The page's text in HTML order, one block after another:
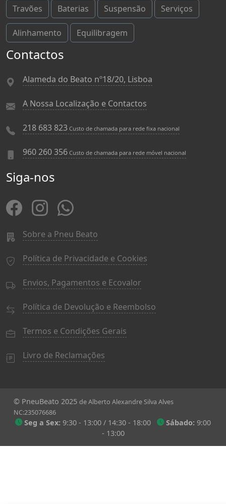
Travões Baterias Suspensão Serviços
Alinhamento Equilibragem
Contactos
Alameda do Beato nº18/20, Lisboa
A Nossa Localização e Contactos
218 683 823 Custo de chamada para rede fixa nacional
960 260 356 Custo de chamada para rede móvel nacional
Siga-nos
Sobre a Pneu Beato
Política de Privacidade e Cookies
Envios, Pagamentos e Ecovalor
Política de Devolução e Reembolso
Termos e Condições Gerais
Livro de Reclamações
© PneuBeato 2025 de Alberto Alexandre Silva Alves
NC:235076686
Seg a Sex: 9:30 - 13:00 / 14:30 - 18:00 Sábado: 9:00
- 13:00